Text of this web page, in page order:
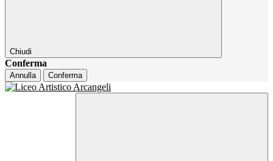
Chiudi
Conferma
Annulla Conferma